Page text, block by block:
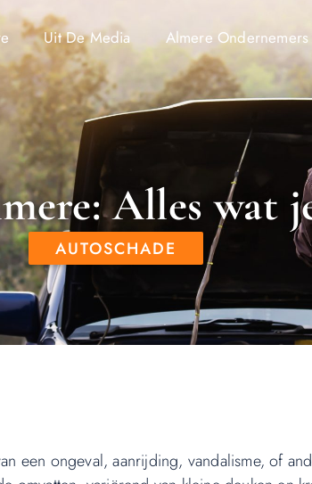
Uit De Media Almere Ondernemers
Alles wat
AUTOSCHADE
een ongeval, aanrijding, vandalisme, of